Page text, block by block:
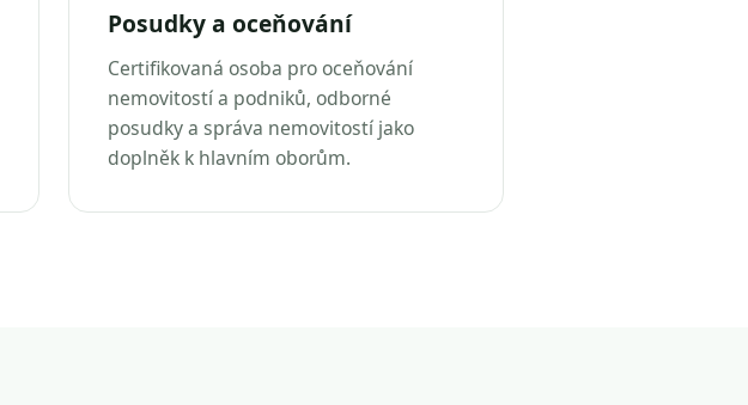
Posudky a oceňování
Certifikovaná osoba pro oceňování
nemovitostí a podniků, odborné
posudky a správa nemovitostí jako
doplněk k hlavním oborům.